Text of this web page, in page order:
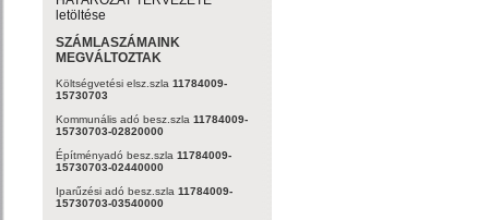
letöltése
SZÁMLASZÁMAINK
MEGVÁLTOZTAK
Költségvetési elsz.szla 11784009-
15730703
Kommunális adó besz.szla 11784009-
15730703-02820000
Építményadó besz.szla 11784009-
15730703-02440000
Iparűzési adó besz.szla 11784009-
15730703-03540000